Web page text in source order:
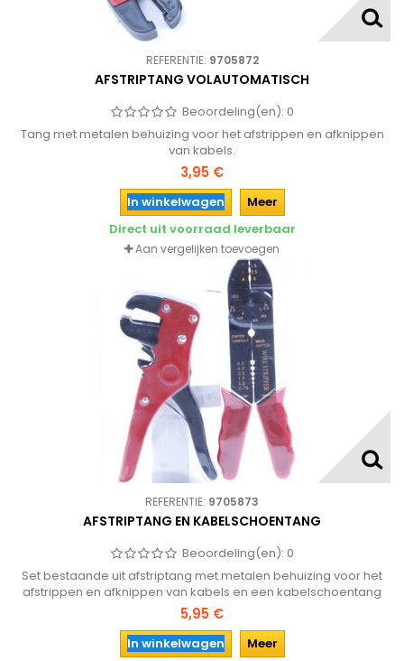
REFERENTIE: 9705872
AFSTRIPTANG VOLAUTOMATISCH
Beoordeling(en): 0
Tang met metalen behuizing voor het afstrippen en afknippen
van kabels.
3,95 €
In winkelwagen
Meer
Direct uit voorraad leverbaar
Aan vergelijken toevoegen
REFERENTIE: 9705873
AFSTRIPTANG EN KABELSCHOENTANG
Beoordeling(en): 0
Set bestaande uit afstriptang met metalen behuizing voor het
afstrippen en afknippen van kabels en een kabelschoentang
met knipper,stripper en knijpbek.
5,95 €
In winkelwagen
Meer